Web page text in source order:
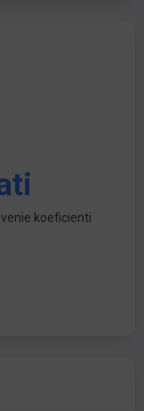
koeficienti